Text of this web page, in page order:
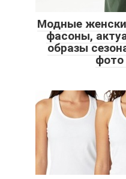
Модные
фасоны,
образы
фото